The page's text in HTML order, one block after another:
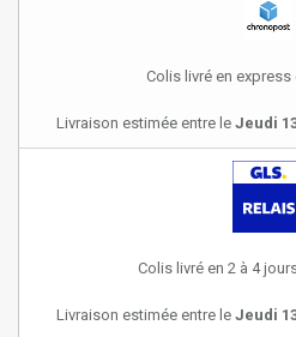
Colis livré en
Livraison estimée entre le Jeudi
Colis livré en 2 à 4
Livraison estimée entre le Jeudi